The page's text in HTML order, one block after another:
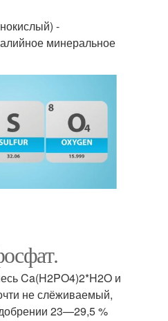
-
минеральное
Ca(H2PO4)2*H2O и
не слёживаемый,
23—29,5 %